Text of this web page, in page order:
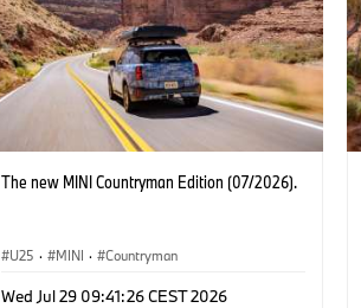
The new MINI Countryman Edition (07/2026).
U25 · MINI · Countryman
Wed Jul 29 09:41:26 CEST 2026